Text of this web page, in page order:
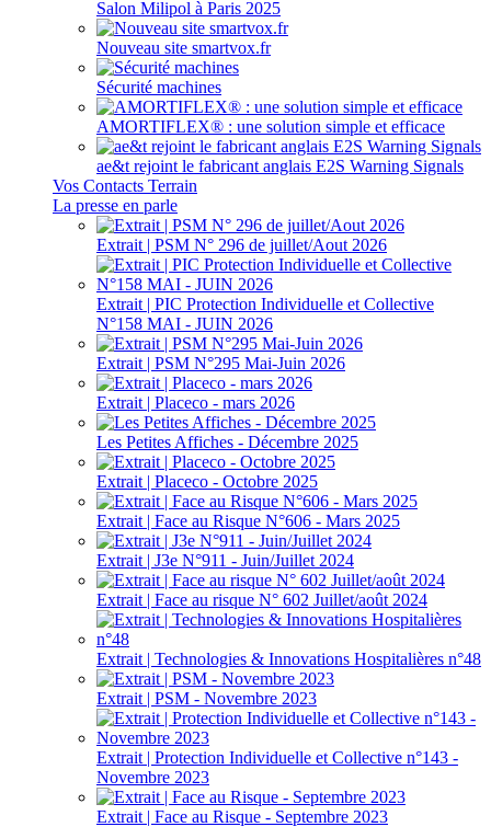
Salon Milipol à Paris 2025
Nouveau site smartvox.fr
Sécurité machines
AMORTIFLEX® : une solution simple et efficace
ae&t rejoint le fabricant anglais E2S Warning Signals
Vos Contacts Terrain
La presse en parle
Extrait | PSM N° 296 de juillet/Aout 2026
Extrait | PIC Protection Individuelle et Collective
N°158 MAI - JUIN 2026
Extrait | PSM N°295 Mai-Juin 2026
Extrait | Placeco - mars 2026
Les Petites Affiches - Décembre 2025
Extrait | Placeco - Octobre 2025
Extrait | Face au Risque N°606 - Mars 2025
Extrait | J3e N°911 - Juin/Juillet 2024
Extrait | Face au risque N° 602 Juillet/août 2024
Extrait | Technologies & Innovations Hospitalières n°48
Extrait | PSM - Novembre 2023
Extrait | Protection Individuelle et Collective n°143 -
Novembre 2023
Extrait | Face au Risque - Septembre 2023